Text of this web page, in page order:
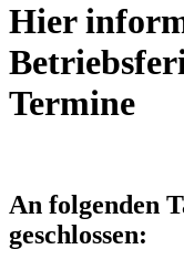
Hier
Termine
An folgenden
geschlossen: